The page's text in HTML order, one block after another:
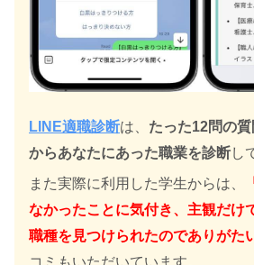
LINE適職診断は、 たった12問の
からあなたにあった職業を診断し
また実際に利用した学生からは、
なかったことに気付き、主観だけ
職種を見つけられたのでありがた
コミもいただいています。